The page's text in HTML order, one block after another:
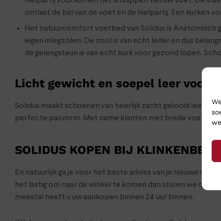
ontlast de bal van de voet en de hielpartij. Een kurken
Het natuurcomfort voetbed van Solidus is Anatomisch
eigen inlegzolen. De zool is van echt leder en dus
de gelengsteun is van echt kurk voor gezond lopen.
Licht gewicht en soepel leer voor
Solidus maakt schoenen van heerlijk zacht gelooid leer
perfecte pasvorm. Met name klanten met brede voeten
SOLIDUS KOPEN BIJ
En natuurlijk ga je voor het beste advies van je nieuwe
het lastig om naar de winkel te komen dan sturen we de
meestal heeft u uw aankopen binnen 24 uur binnen.